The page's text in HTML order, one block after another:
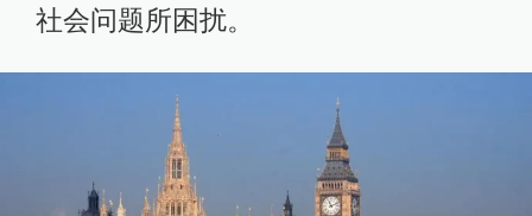
社会问题所困扰。